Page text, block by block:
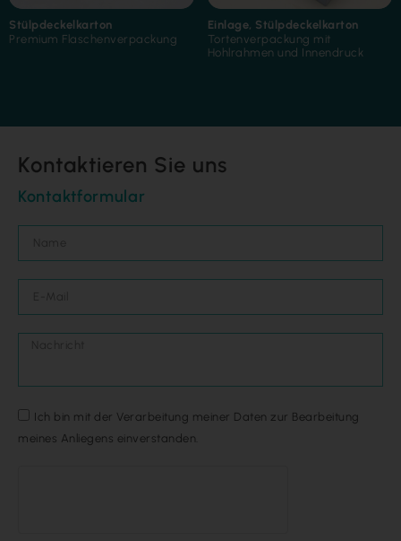
Stülpdeckelkarton
Premium Flaschenverpackung
Einlage Stülpdeckelkarton
Tortenverpackung mit
Hohlrahmen und Innendruck
Kontaktieren Sie uns
Kontaktformular
Ich bin mit der Verarbeitung meiner Daten zur Bearbeitung
meines Anliegens einverstanden.